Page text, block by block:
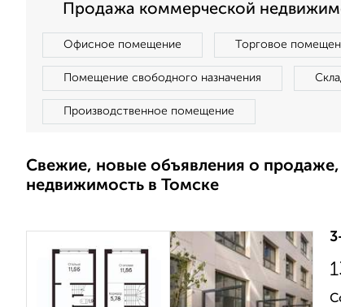
Продажа коммерческой
Офисное помещение Торговое
Помещение свободного назначения
Производственное помещение
Свежие, новые объявления о
недвижимость в Томске